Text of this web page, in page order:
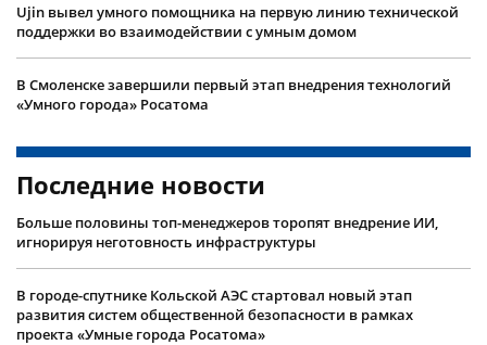
Ujin вывел умного помощника на первую линию технической
поддержки во взаимодействии с умным домом
В Смоленске завершили первый этап внедрения технологий
«Умного города» Росатома
Последние новости
Больше половины топ-менеджеров торопят внедрение ИИ,
игнорируя неготовность инфраструктуры
В городе-спутнике Кольской АЭС стартовал новый этап
развития систем общественной безопасности в рамках
проекта «Умные города Росатома»